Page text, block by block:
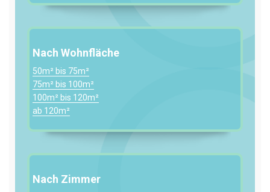
Nach Wohnfläche
50m² bis 75m²
75m² bis 100m²
100m² bis 120m²
ab 120m²
Nach Zimmer